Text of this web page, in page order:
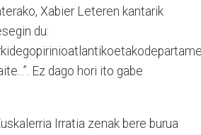
Xabier Leteren kantarik
du:
Ez dago hori ito gabe
Irratia zenak bere burua